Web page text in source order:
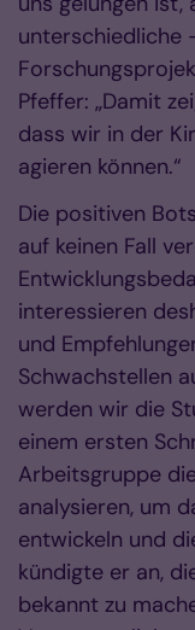
unterschiedliche
Pfeffer: „Damit
dass wir in der
agieren können.“
Die positiven
auf keinen Fall
interessieren
und
Schwachstellen
werden wir die
einem ersten
Arbeitsgruppe
analysieren, um
entwickeln und
kündigte er an,
bekannt zu